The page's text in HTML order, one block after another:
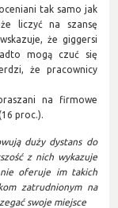
tak samo jak
liczyć na szansę
że giggersi
mogą czuć się
że pracownicy
na firmowe
proc.).
duży dystans do
z nich wykazuje
oferuje im takich
zatrudnionym na
swoje miejsce